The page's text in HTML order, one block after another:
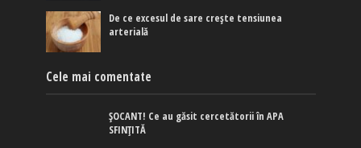
De ce excesul de sare crește tensiunea
arterială
Cele mai comentate
ȘOCANT! Ce au găsit cercetătorii în APA
SFINȚITĂ